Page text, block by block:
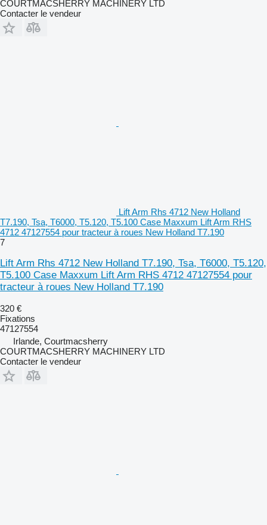
COURTMACSHERRY MACHINERY LTD
Contacter le vendeur
Lift Arm Rhs 4712 New Holland
T7.190, Tsa, T6000, T5.120, T5.100 Case Maxxum Lift Arm RHS
4712 47127554 pour tracteur à roues New Holland T7.190
7
Lift Arm Rhs 4712 New Holland T7.190, Tsa, T6000, T5.120,
T5.100 Case Maxxum Lift Arm RHS 4712 47127554 pour
tracteur à roues New Holland T7.190
320 €
Fixations
47127554
Irlande, Courtmacsherry
COURTMACSHERRY MACHINERY LTD
Contacter le vendeur